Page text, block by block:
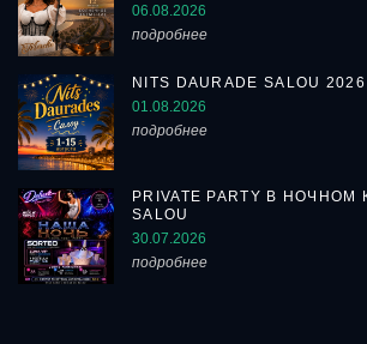
06.08.2026
подробнее
NITS DAURADE SALOU 2026
01.08.2026
подробнее
PRIVATE PARTY В НОЧНОМ
SALOU
30.07.2026
подробнее